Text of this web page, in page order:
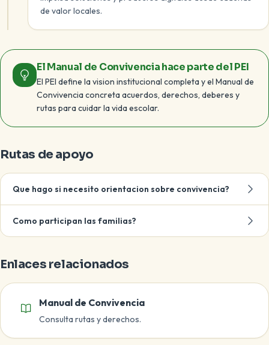
de valor locales.
El Manual de Convivencia hace parte del PEI
El PEI define la vision institucional completa y el Manual de
Convivencia concreta acuerdos, derechos, deberes y
rutas para cuidar la vida escolar.
Rutas de apoyo
Que hago si necesito orientacion sobre convivencia?
Como participan las familias?
Enlaces relacionados
Manual de Convivencia
Consulta rutas y derechos.